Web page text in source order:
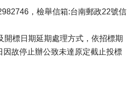
，檢舉信箱:台南郵政22號信
標日期延期處理方式，依招標期
故停止辦公致未達原定截止投標